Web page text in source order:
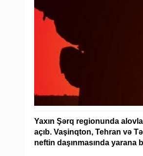
Yaxın Şərq regionunda
açıb. Vaşinqton, Tehran və
neftin daşınmasında